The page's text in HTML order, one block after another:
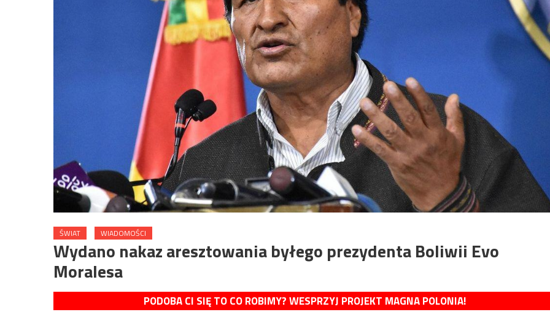
ŚWIAT WIADOMOŚCI
Wydano nakaz aresztowania byłego prezydenta Boliwii Evo
Moralesa
PODOBA CI SIĘ TO CO ROBIMY? WESPRZYJ PROJEKT MAGNA POLONIA!